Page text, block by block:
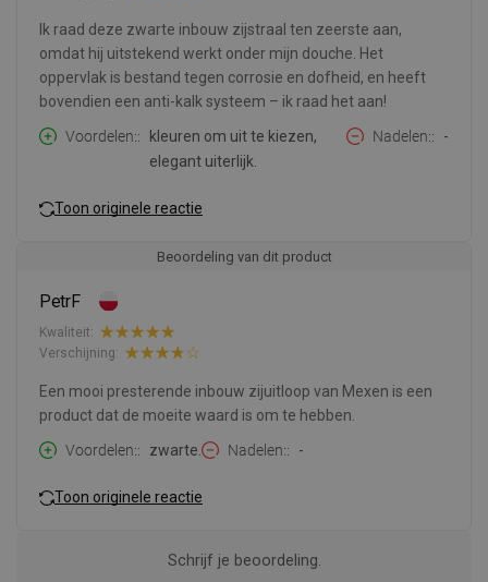
Ik raad deze zwarte inbouw zijstraal ten zeerste aan,
omdat hij uitstekend werkt onder mijn douche. Het
oppervlak is bestand tegen corrosie en dofheid, en heeft
bovendien een anti-kalk systeem – ik raad het aan!
Voordelen:
kleuren om uit te kiezen,
elegant uiterlijk.
Nadelen: -
Toon originele reactie
Beoordeling van dit product
PetrF
Kwaliteit:
Verschijning:
Een mooi presterende inbouw zijuitloop van Mexen is een
product dat de moeite waard is om te hebben.
Voordelen:
zwarte. Nadelen: -
Toon originele reactie
Schrijf je beoordeling.